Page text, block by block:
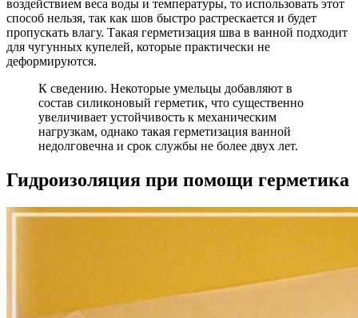
воздействием веса воды и температуры, то использовать этот
способ нельзя, так как шов быстро растрескается и будет
пропускать влагу. Такая герметизация шва в ванной подходит
для чугунных купелей, которые практически не
деформируются.
К сведению. Некоторые умельцы добавляют в
состав силиконовый герметик, что существенно
увеличивает устойчивость к механическим
нагрузкам, однако такая герметизация ванной
недолговечна и срок службы не более двух лет.
Гидроизоляция при помощи герметика